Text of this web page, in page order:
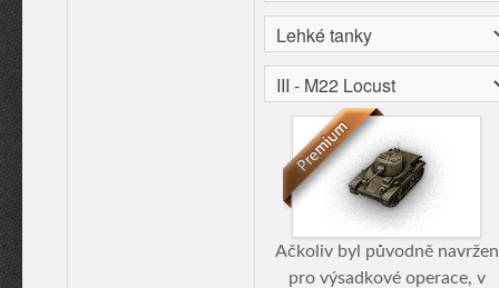
Ačkoliv byl původně navržen
pro výsadkové operace, v